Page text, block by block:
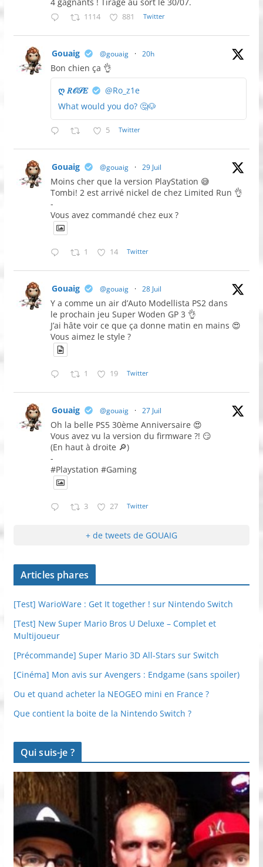
1114 881 Twitter
Gouaig @gouaig · 20h
Bon chien ça 👌
ღ 𝑅𝒪𝒮𝐸
@Ro_z1e
What would you do? 🤔🐶
5 Twitter
Gouaig @gouaig · 29 Juil
Moins cher que la version PlayStation 😅
Tombi! 2 est arrivé nickel de chez Limited Run 👌
-
Vous avez commandé chez eux ?
1 14 Twitter
Gouaig @gouaig · 28 Juil
Y a comme un air d’Auto Modellista PS2 dans
le prochain jeu Super Woden GP 3 👌
J’ai hâte voir ce que ça donne matin en mains 😍
Vous aimez le style ?
1 19 Twitter
Gouaig @gouaig · 27 Juil
Oh la belle PS5 30ème Anniversaire 😍
Vous avez vu la version du firmware ?! 😏
(En haut à droite 🔎)
-
#Playstation #Gaming
3 27 Twitter
+ de tweets de GOUAIG
Articles phares
[Test] WarioWare : Get It together ! sur Nintendo Switch
[Test] New Super Mario Bros U Deluxe – Complet et
Multijoueur
[Précommande] Super Mario 3D All-Stars sur Switch
[Cinéma] Mon avis sur Avengers : Endgame (sans spoiler)
Ou et quand acheter la NEOGEO mini en France ?
Que contient la boite de la Nintendo Switch ?
Qui suis-je ?